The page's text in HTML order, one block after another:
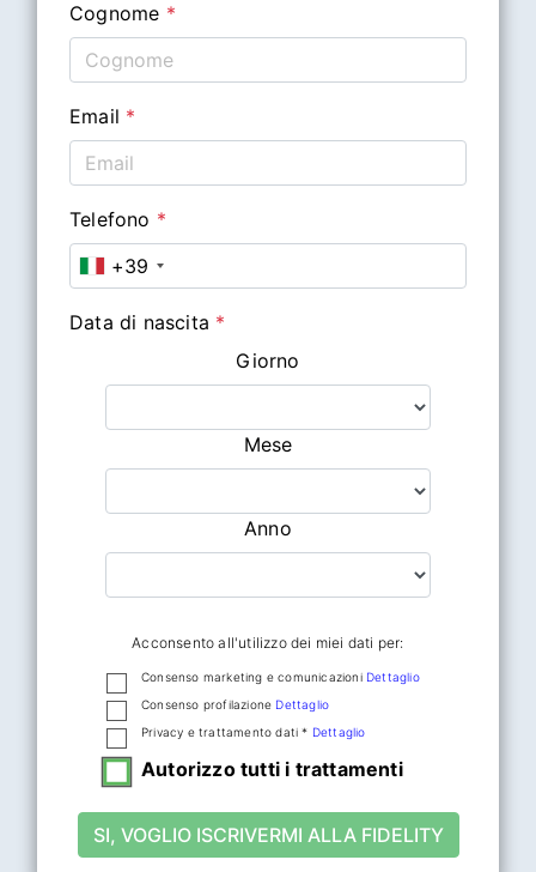
Cognome *
Email *
Telefono *
+39
Data di nascita *
Giorno
Mese
Anno
Acconsento all'utilizzo dei miei dati per:
Consenso marketing e comunicazioni Dettaglio
Consenso profilazione Dettaglio
Privacy e trattamento dati * Dettaglio
Autorizzo tutti i trattamenti
SI, VOGLIO ISCRIVERMI ALLA FIDELITY